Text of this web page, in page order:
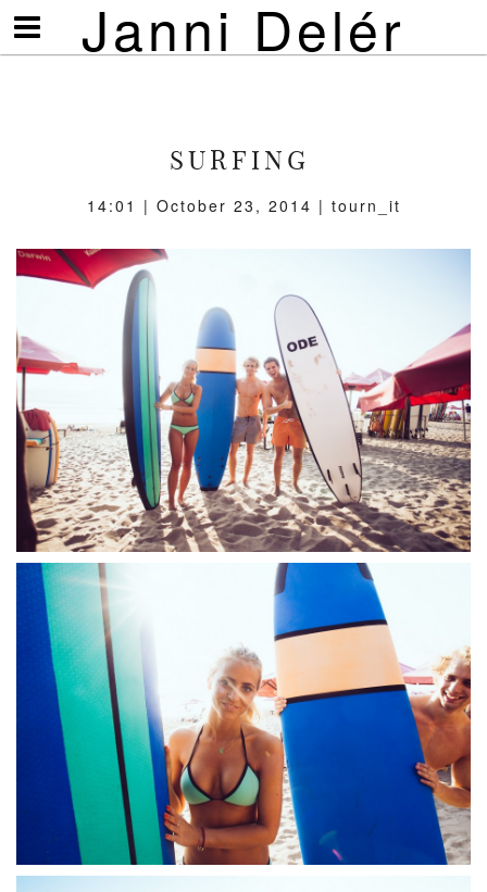
Janni Delér
Visa/göm
meny
SURFING
14:01 | October 23, 2014 | tourn_it